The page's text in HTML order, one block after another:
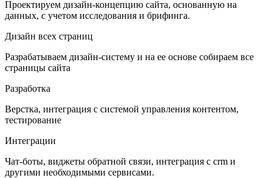
Проектируем дизайн-концепцию сайта, основанную на
данных, с учетом исследования и брифинга.
Дизайн всех страниц
Разрабатываем дизайн-систему и на ее основе собираем все
страницы сайта
Разработка
Верстка, интеграция с системой управления контентом,
тестирование
Интеграции
Чат-боты, виджеты обратной связи, интеграция с crm и
другими необходимыми сервисами.